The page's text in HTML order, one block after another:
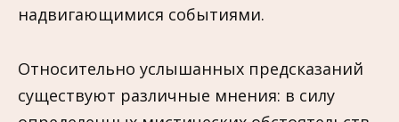
надвигающимися событиями.
Относительно услышанных предсказаний
существуют различные мнения: в силу